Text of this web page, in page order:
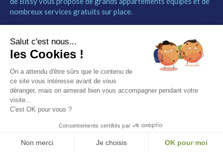
nombreux services gratuits sur place.
Le Campus
Les studios
Les services
Comment réserver
Contact
Partenaires
Mentions légales
contact@campusdebissy34.com
Route de Ganges 34980
Saint-Clément-de-Rivière
© Campus de Bissy –Mentions légales – byEtincelle
Salut c'est nous...
les Cookies !
On a attendu d'être sûrs que le contenu de
ce site vous intéresse avant de vous
déranger, mais on aimerait bien vous accompagner pendant votre
visite...
C'est OK pour vous ?
Consentements certifiés par
Non merci Je choisis OK pour moi